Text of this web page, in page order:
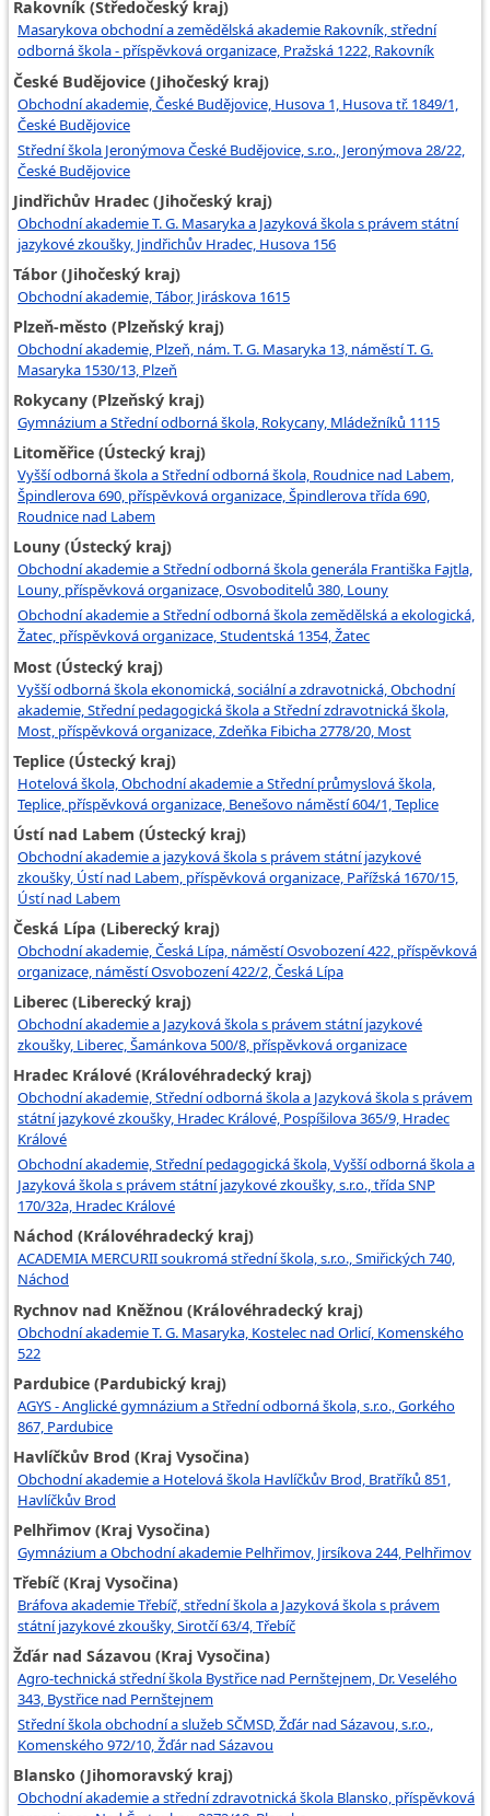
Rakovník (Středočeský kraj)
Masarykova obchodní a zemědělská akademie Rakovník, střední
odborná škola - příspěvková organizace, Pražská 1222, Rakovník
České Budějovice (Jihočeský kraj)
Obchodní akademie, České Budějovice, Husova 1, Husova tř. 1849/1,
České Budějovice
Střední škola Jeronýmova České Budějovice, s.r.o., Jeronýmova 28/22,
České Budějovice
Jindřichův Hradec (Jihočeský kraj)
Obchodní akademie T. G. Masaryka a Jazyková škola s právem státní
jazykové zkoušky, Jindřichův Hradec, Husova 156
Tábor (Jihočeský kraj)
Obchodní akademie, Tábor, Jiráskova 1615
Plzeň-město (Plzeňský kraj)
Obchodní akademie, Plzeň, nám. T. G. Masaryka 13, náměstí T. G.
Masaryka 1530/13, Plzeň
Rokycany (Plzeňský kraj)
Gymnázium a Střední odborná škola, Rokycany, Mládežníků 1115
Litoměřice (Ústecký kraj)
Vyšší odborná škola a Střední odborná škola, Roudnice nad Labem,
Špindlerova 690, příspěvková organizace, Špindlerova třída 690,
Roudnice nad Labem
Louny (Ústecký kraj)
Obchodní akademie a Střední odborná škola generála Františka Fajtla,
Louny, příspěvková organizace, Osvoboditelů 380, Louny
Obchodní akademie a Střední odborná škola zemědělská a ekologická,
Žatec, příspěvková organizace, Studentská 1354, Žatec
Most (Ústecký kraj)
Vyšší odborná škola ekonomická, sociální a zdravotnická, Obchodní
akademie, Střední pedagogická škola a Střední zdravotnická škola,
Most, příspěvková organizace, Zdeňka Fibicha 2778/20, Most
Teplice (Ústecký kraj)
Hotelová škola, Obchodní akademie a Střední průmyslová škola,
Teplice, příspěvková organizace, Benešovo náměstí 604/1, Teplice
Ústí nad Labem (Ústecký kraj)
Obchodní akademie a jazyková škola s právem státní jazykové
zkoušky, Ústí nad Labem, příspěvková organizace, Pařížská 1670/15,
Ústí nad Labem
Česká Lípa (Liberecký kraj)
Obchodní akademie, Česká Lípa, náměstí Osvobození 422, příspěvková
organizace, náměstí Osvobození 422/2, Česká Lípa
Liberec (Liberecký kraj)
Obchodní akademie a Jazyková škola s právem státní jazykové
zkoušky, Liberec, Šamánkova 500/8, příspěvková organizace
Hradec Králové (Královéhradecký kraj)
Obchodní akademie, Střední odborná škola a Jazyková škola s právem
státní jazykové zkoušky, Hradec Králové, Pospíšilova 365/9, Hradec
Králové
Obchodní akademie, Střední pedagogická škola, Vyšší odborná škola a
Jazyková škola s právem státní jazykové zkoušky, s.r.o., třída SNP
170/32a, Hradec Králové
Náchod (Královéhradecký kraj)
ACADEMIA MERCURII soukromá střední škola, s.r.o., Smiřických 740,
Náchod
Rychnov nad Kněžnou (Královéhradecký kraj)
Obchodní akademie T. G. Masaryka, Kostelec nad Orlicí, Komenského
522
Pardubice (Pardubický kraj)
AGYS - Anglické gymnázium a Střední odborná škola, s.r.o., Gorkého
867, Pardubice
Havlíčkův Brod (Kraj Vysočina)
Obchodní akademie a Hotelová škola Havlíčkův Brod, Bratříků 851,
Havlíčkův Brod
Pelhřimov (Kraj Vysočina)
Gymnázium a Obchodní akademie Pelhřimov, Jirsíkova 244, Pelhřimov
Třebíč (Kraj Vysočina)
Bráfova akademie Třebíč, střední škola a Jazyková škola s právem
státní jazykové zkoušky, Sirotčí 63/4, Třebíč
Žďár nad Sázavou (Kraj Vysočina)
Agro-technická střední škola Bystřice nad Pernštejnem, Dr. Veselého
343, Bystřice nad Pernštejnem
Střední škola obchodní a služeb SČMSD, Žďár nad Sázavou, s.r.o.,
Komenského 972/10, Žďár nad Sázavou
Blansko (Jihomoravský kraj)
Obchodní akademie a střední zdravotnická škola Blansko, příspěvková